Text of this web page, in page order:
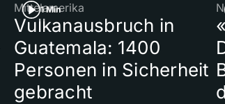
1 Min
Mittelamerika
Vulkanausbruch in
Guatemala: 1400
Personen in Sicherheit
gebracht